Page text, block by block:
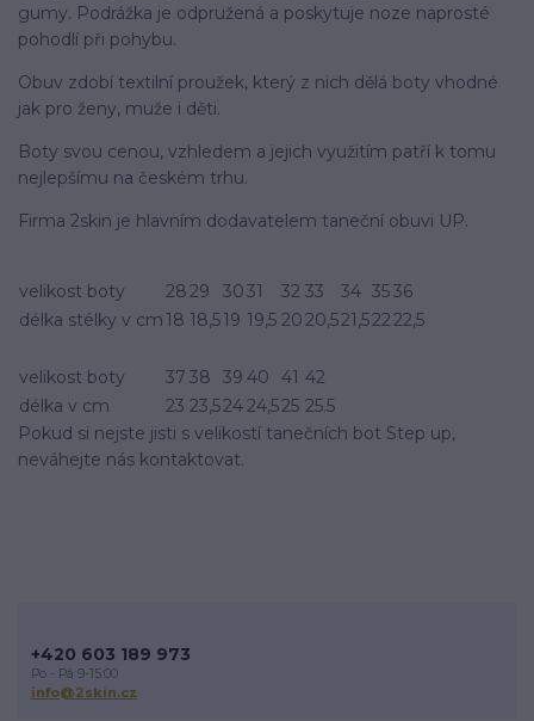
gumy. Podrážka je odpružená a poskytuje noze naprosté
pohodlí­ při pohybu.
Obuv zdobí­ textilní­ proužek, který z nich dělá boty vhodné
jak pro ženy, muže i děti.
Boty svou cenou, vzhledem a jejich využitím patří k tomu
nejlepšímu na českém trhu.
Firma 2skin je hlavní­m dodavatelem taneční­ obuvi UP.
velikost boty 2829 3031 32 33 34 3536
délka stélky v cm 18 18,519 19,5 2020,521,52222,5
velikost boty 37 38 39 40 41 42
délka v cm
23 23,52424,525 25.5
Pokud si nejste jisti s velikostí­ tanečních bot Step up,
neváhejte nás kontaktovat.
+420 603 189 973
Po - Pá 9-15:00
info@2skin.cz